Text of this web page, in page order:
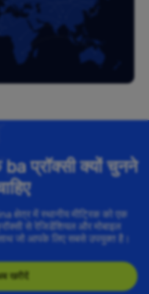
प्रॉक्सी क्यों चुनने
में स्थानीय मीट्रिक को एक
से रेजिडेंशियल और मोबाइल
जो आपके लिए सबसे उपयुक्त है।
खरीदें